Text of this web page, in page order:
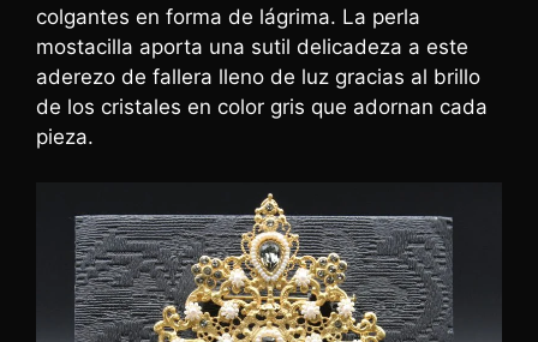
colgantes en forma de lágrima. La perla
mostacilla aporta una sutil delicadeza a este
aderezo de fallera lleno de luz gracias al brillo
de los cristales en color gris que adornan cada
pieza.